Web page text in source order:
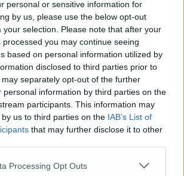
personal or sensitive information for
by us, please use the below opt-out
your selection. Please note that after your
you may continue seeing
based on personal information utilized by
disclosed to third parties prior to
separately opt-out of the further
personal information by third parties on the
participants. This information may
us to third parties on the IAB’s List of
that may further disclose it to other
Processing Opt Outs
RISERVATA
Vai alla home